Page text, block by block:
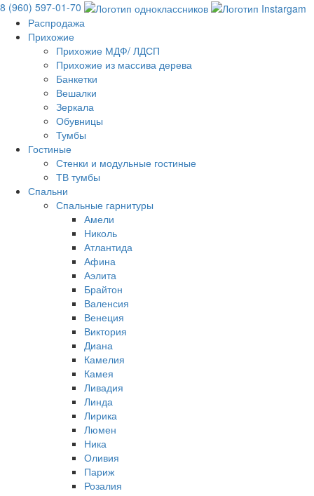
8 (960) 597-01-70
Распродажа
Прихожие
Прихожие МДФ/ ЛДСП
Прихожие из массива дерева
Банкетки
Вешалки
Зеркала
Обувницы
Тумбы
Гостиные
Стенки и модульные гостиные
ТВ тумбы
Спальни
Спальные гарнитуры
Амели
Николь
Атлантида
Афина
Аэлита
Брайтон
Валенсия
Венеция
Виктория
Диана
Камелия
Камея
Ливадия
Линда
Лирика
Люмен
Ника
Оливия
Париж
Розалия